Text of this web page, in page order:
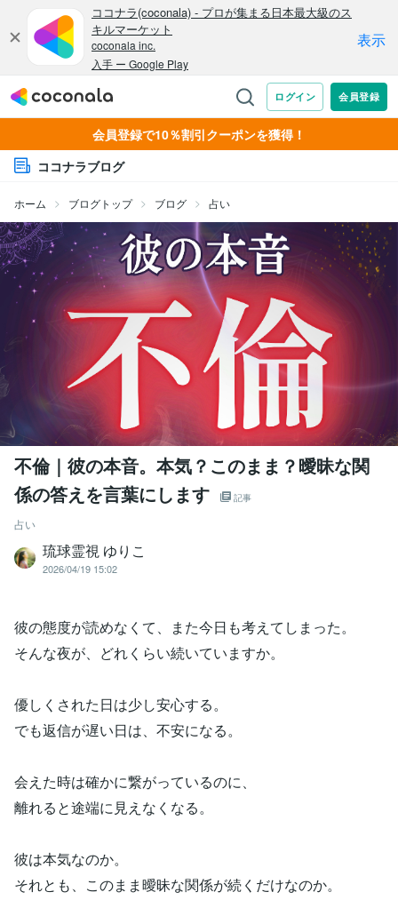
会員登録で10％割引クーポンを獲得！
ココナラブログ
ホーム ブログトップ ブログ 占い
不倫｜彼の本音。本気？このまま？曖昧な関
係の答えを言葉にします
記事
占い
琉球霊視 ゆりこ
2026/04/19 15:02
彼の態度が読めなくて、また今日も考えてしまった。
そんな夜が、どれくらい続いていますか。
優しくされた日は少し安心する。
でも返信が遅い日は、不安になる。
会えた時は確かに繋がっているのに、
離れると途端に見えなくなる。
彼は本気なのか。
それとも、このまま曖昧な関係が続くだけなのか。